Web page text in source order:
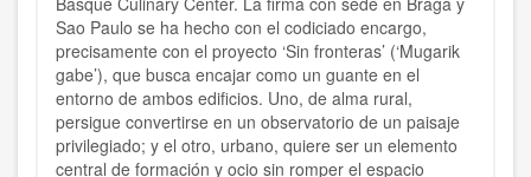
Sao Paulo se ha hecho con el codiciado encargo,
precisamente con el proyecto ‘Sin fronteras’ (‘Mugarik
gabe’), que busca encajar como un guante en el
entorno de ambos edificios. Uno, de alma rural,
persigue convertirse en un observatorio de un paisaje
privilegiado; y el otro, urbano, quiere ser un elemento
central de formación y ocio sin romper el espacio